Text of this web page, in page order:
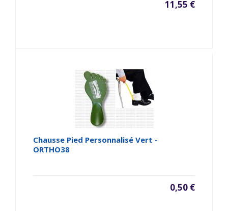
11,55 €
Chausse Pied Personnalisé Vert -
ORTHO38
0,50 €